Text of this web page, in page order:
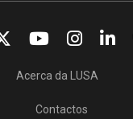
Acerca da LUSA
Contactos